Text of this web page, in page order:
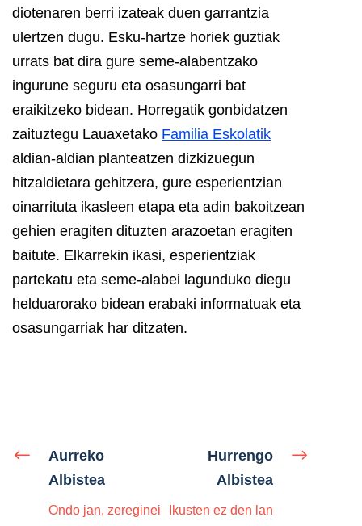
diotenaren berri izateak duen garrantzia
ulertzen dugu. Esku-hartze horiek guztiak
urrats bat dira gure seme-alabentzako
ingurune seguru eta osasungarri bat
eraikitzeko bidean. Horregatik gonbidatzen
zaituztegu Lauaxetako Familia Eskolatik
aldian-aldian planteatzen dizkizuegun
hitzaldietara gehitzera, gure esperientzian
oinarrituta ikasleen etapa eta adin bakoitzean
gehien eragiten dituzten arazoetan eragiten
baitute. Elkarrekin ikasi, esperientziak
partekatu eta seme-alabei lagunduko diegu
helduarorako bidean erabaki informatuak eta
osasungarriak har ditzaten.
Aurreko
Albistea
Ondo jan, zereginei
Hurrengo
Albistea
Ikusten ez den lan